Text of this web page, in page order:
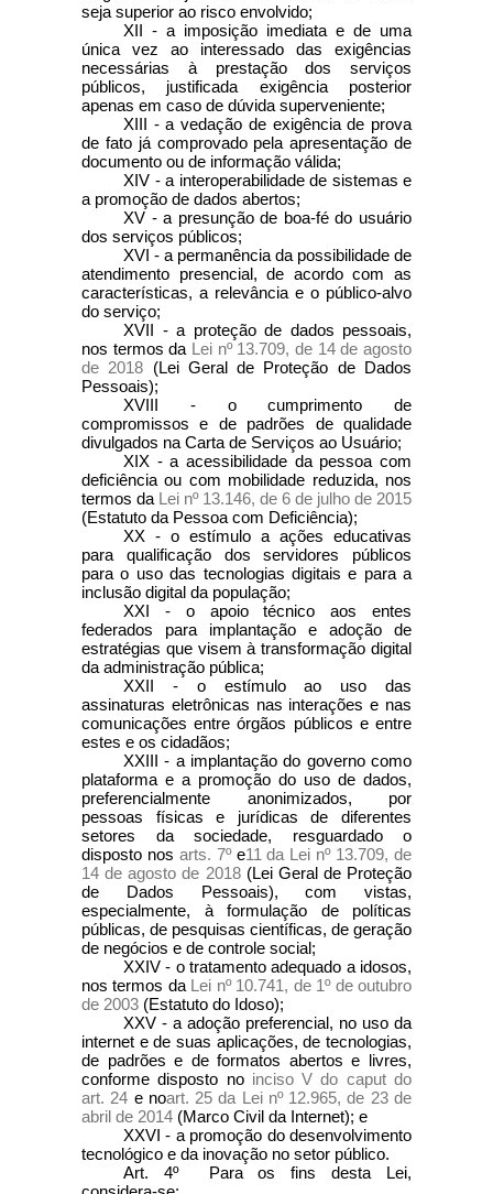
seja superior ao risco envolvido;
XII - a imposição imediata e de uma
única vez ao interessado das exigências
necessárias à prestação dos serviços
públicos, justificada exigência posterior
apenas em caso de dúvida superveniente;
XIII - a vedação de exigência de prova
de fato já comprovado pela apresentação de
documento ou de informação válida;
XIV - a interoperabilidade de sistemas e
a promoção de dados abertos;
XV - a presunção de boa-fé do usuário
dos serviços públicos;
XVI - a permanência da possibilidade de
atendimento presencial, de acordo com as
características, a relevância e o público-alvo
do serviço;
XVII - a proteção de dados pessoais,
nos termos da Lei nº 13.709, de 14 de agosto
de 2018 (Lei Geral de Proteção de Dados
Pessoais);
XVIII - o cumprimento de
compromissos e de padrões de qualidade
divulgados na Carta de Serviços ao Usuário;
XIX - a acessibilidade da pessoa com
deficiência ou com mobilidade reduzida, nos
termos da Lei nº 13.146, de 6 de julho de 2015
(Estatuto da Pessoa com Deficiência);
XX - o estímulo a ações educativas
para qualificação dos servidores públicos
para o uso das tecnologias digitais e para a
inclusão digital da população;
XXI - o apoio técnico aos entes
federados para implantação e adoção de
estratégias que visem à transformação digital
da administração pública;
XXII - o estímulo ao uso das
assinaturas eletrônicas nas interações e nas
comunicações entre órgãos públicos e entre
estes e os cidadãos;
XXIII - a implantação do governo como
plataforma e a promoção do uso de dados,
preferencialmente anonimizados, por
pessoas físicas e jurídicas de diferentes
setores da sociedade, resguardado o
disposto nos arts. 7ºe11 da Lei nº 13.709, de
14 de agosto de 2018(Lei Geral de Proteção
de Dados Pessoais), com vistas,
especialmente, à formulação de políticas
públicas, de pesquisas científicas, de geração
de negócios e de controle social;
XXIV - o tratamento adequado a idosos,
nos termos da Lei nº 10.741, de 1º de outubro
de 2003 (Estatuto do Idoso);
XXV - a adoção preferencial, no uso da
internet e de suas aplicações, de tecnologias,
de padrões e de formatos abertos e livres,
conforme disposto no inciso V do caput do
art. 24 e noart. 25 da Lei nº 12.965, de 23 de
abril de 2014 (Marco Civil da Internet); e
XXVI - a promoção do desenvolvimento
tecnológico e da inovação no setor público.
Art. 4º Para os fins desta Lei,